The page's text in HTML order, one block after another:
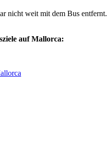
nicht weit mit dem Bus
auf Mallorca: